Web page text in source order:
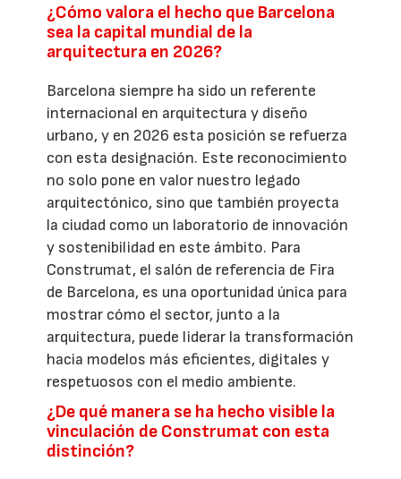
¿Cómo valora el hecho que Barcelona
sea la capital mundial de la
arquitectura en 2026?
Barcelona siempre ha sido un referente
internacional en arquitectura y diseño
urbano, y en 2026 esta posición se refuerza
con esta designación. Este reconocimiento
no solo pone en valor nuestro legado
arquitectónico, sino que también proyecta
la ciudad como un laboratorio de innovación
y sostenibilidad en este ámbito. Para
Construmat, el salón de referencia de Fira
de Barcelona, es una oportunidad única para
mostrar cómo el sector, junto a la
arquitectura, puede liderar la transformación
hacia modelos más eficientes, digitales y
respetuosos con el medio ambiente.
¿De qué manera se ha hecho visible la
vinculación de Construmat con esta
distinción?